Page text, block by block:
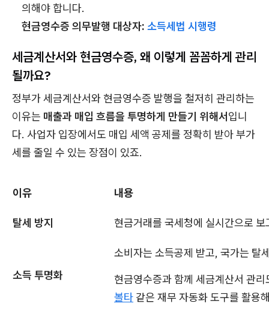
의해야 합니다.
현금영수증 의무발행 대상자: 소득세법 시행령
세금계산서와 현금영수증, 왜 이렇게 꼼꼼하게 관리
될까요?
정부가 세금계산서와 현금영수증 발행을 철저히 관리하는
이유는 매출과 매입 흐름을 투명하게 만들기 위해서입니
다. 사업자 입장에서도 매입 세액 공제를 정확히 받아 부가
세를 줄일 수 있는 장점이 있죠.
이유 내용
탈세 방지 현금거래를 국세청에 실시간으로 보
소득 투명화
소비자는 소득공제 받고, 국가는 탈
현금영수증과 함께 세금계산서 관
볼타 같은 재무 자동화 도구를 활용